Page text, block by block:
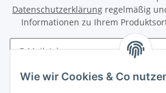
Wie wir Cookies & Co
Datenschutzerklärung regelmäßig
Informationen zu Ihrem
Newsletter Abonnieren